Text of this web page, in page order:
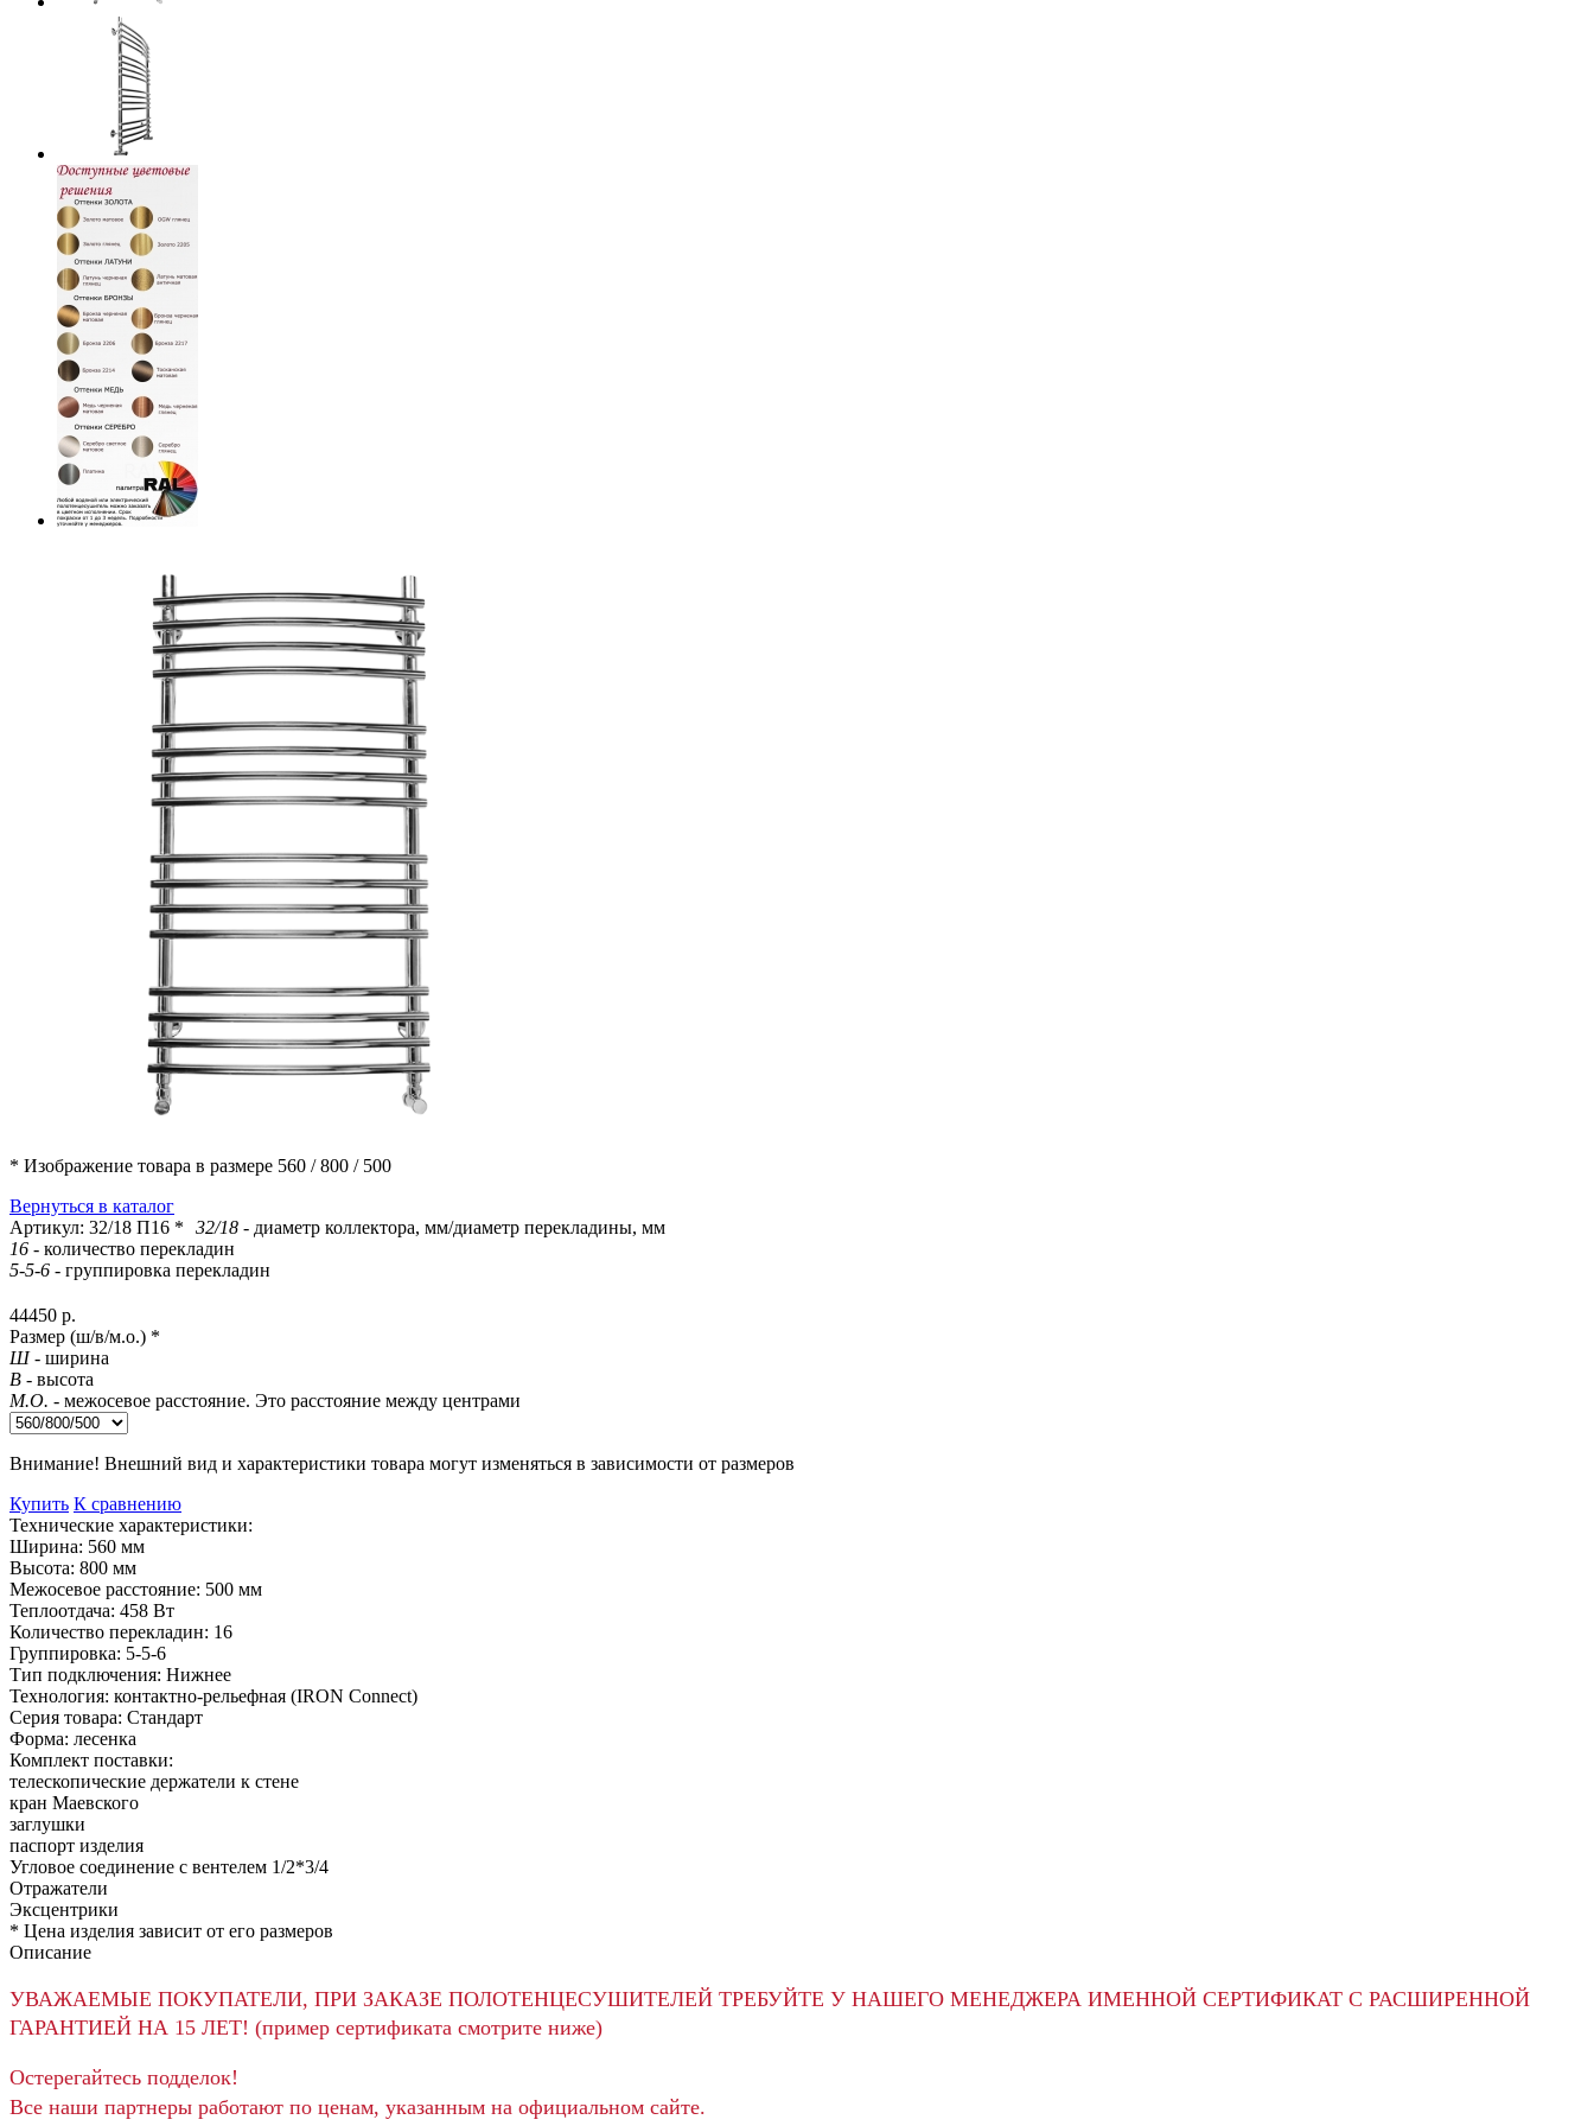
* Изображение товара в размере 560 / 800 / 500
Вернуться в каталог
Артикул: 32/18 П16 * 32/18 - диаметр коллектора, мм/диаметр перекладины, мм
16 - количество перекладин
5-5-6 - группировка перекладин
44450 р.
Размер (ш/в/м.о.) *
Ш- ширина
В - высота
М.О. - межосевое расстояние. Это расстояние между центрами
Внимание! Внешний вид и характеристики товара могут изменяться в зависимости от размеров
Купить К сравнению
Технические характеристики:
Ширина: 560 мм
Высота: 800 мм
Межосевое расстояние: 500 мм
Теплоотдача: 458 Вт
Количество перекладин: 16
Группировка: 5-5-6
Тип подключения: Нижнее
Технология: контактно-рельефная (IRON Connect)
Серия товара: Стандарт
Форма: лесенка
Комплект поставки:
телескопические держатели к стене
кран Маевского
заглушки
паспорт изделия
Угловое соединение с вентелем 1/2*3/4
Отражатели
Эксцентрики
* Цена изделия зависит от его размеров
Описание
УВАЖАЕМЫЕ ПОКУПАТЕЛИ, ПРИ ЗАКАЗЕ ПОЛОТЕНЦЕСУШИТЕЛЕЙ ТРЕБУЙТЕ У НАШЕГО МЕНЕДЖЕРА ИМЕННОЙ СЕРТИФИКАТ С РАСШИРЕННОЙ
ГАРАНТИЕЙ НА 15 ЛЕТ! (пример сертификата смотрите ниже)
Остерегайтесь подделок!
Все наши партнеры работают по ценам, указанным на официальном сайте.